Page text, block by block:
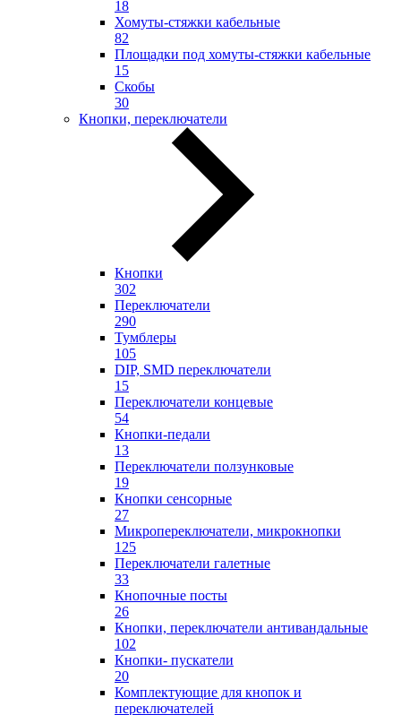
18
Хомуты-стяжки кабельные
82
Площадки под хомуты-стяжки кабельные
15
Скобы
30
Кнопки, переключатели
Кнопки
302
Переключатели
290
Тумблеры
105
DIP, SMD переключатели
15
Переключатели концевые
54
Кнопки-педали
13
Переключатели ползунковые
19
Кнопки сенсорные
27
Микропереключатели, микрокнопки
125
Переключатели галетные
33
Кнопочные посты
26
Кнопки, переключатели антивандальные
102
Кнопки- пускатели
20
Комплектующие для кнопок и
переключателей